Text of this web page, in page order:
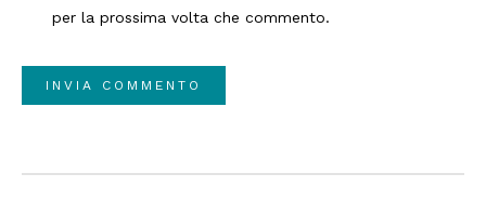
per la prossima volta che commento.